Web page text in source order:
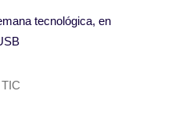
tecnológica, en
TIC